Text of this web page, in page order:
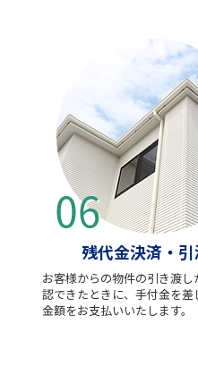
残代金決済・
お客様からの物件の引き渡
認できたときに、手付金を差
金額をお支払いいたします。